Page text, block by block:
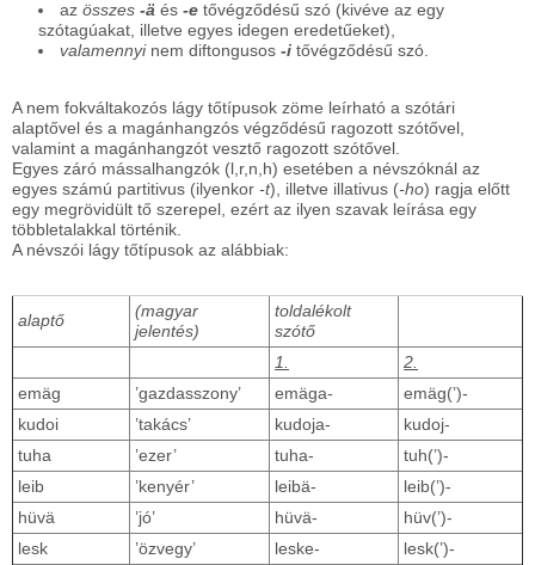
azösszes -ä és-e tővégződésű szó (kivéve az egy
szótagúakat, illetve egyes idegen eredetűeket),
valamennyinem diftongusos-i tővégződésű szó.
A nem fokváltakozós lágy tőtípusok zöme leírható a szótári
alaptővel és a magánhangzós végződésű ragozott szótővel,
valamint a magánhangzót vesztő ragozott szótővel.
Egyes záró mássalhangzók (l,r,n,h) esetében a névszóknál az
egyes számú partitivus (ilyenkor -t), illetve illativus (-ho) ragja előtt
egy megrövidült tő szerepel, ezért az ilyen szavak leírása egy
többletalakkal történik.
A névszói lágy tőtípusok az alábbiak:
alaptő
(magyar
jelentés)
toldalékolt
szótő
1.
2.
emäg
’gazdasszony’ emäga-
emäg(’)-
kudoi
’takács’ kudoja-
kudoj-
tuha
’ezer’ tuha-
tuh(’)-
leib
’kenyér’ leibä-
leib(’)-
hüvä
’jó’ hüvä-
hüv(’)-
lesk
’özvegy’ leske-
lesk(’)-